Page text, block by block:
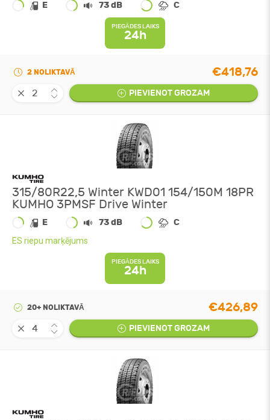
E 73 dB C
PIEGĀDES LAIKS
24h
2 NOLIKTAVĀ €418,76
PIEVIENOT GROZAM
315/80R22,5 Winter KWD01 154/150M 18PR
KUMHO 3PMSF Drive Winter
E 73 dB C
ES riepu marķējums
PIEGĀDES LAIKS
24h
20+ NOLIKTAVĀ €426,89
PIEVIENOT GROZAM